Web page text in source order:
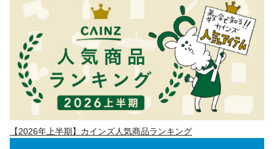
【2026年上半期】カインズ人気商品ランキング